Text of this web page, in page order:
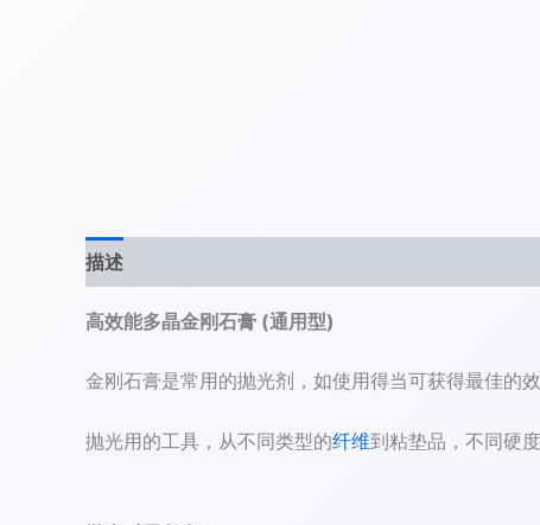
描述
高效能多晶金刚石膏 (通用型)
金刚石膏是常用的抛光剂，如使用得当可获得最佳的效
抛光用的工具，从不同类型的纤维到粘垫品，不同硬